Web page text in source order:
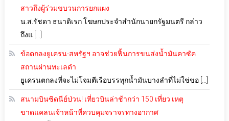
สาวถึงผู้ร่วมขบวนการยกแผง
น.ส.รัชดา ธนาดิเรก โฆษกประจำสำนักนายกรัฐมนตรี กล่าว
ถึงแ […]
ข้อตกลงยูเครน-สหรัฐฯ อาจช่วยฟื้นการขนส่งน้ำมันคาซัค
สถานผ่านทะเลดำ
ยูเครนตกลงที่จะไม่โจมตีเรือบรรทุกน้ำมันบางลำที่ไม่ใช่ขอ […]
สนามบินซิดนีย์ป่วน! เที่ยวบินล่าช้ากว่า 150 เที่ยว เหตุ
ขาดแคลนเจ้าหน้าที่ควบคุมจราจรทางอากาศ